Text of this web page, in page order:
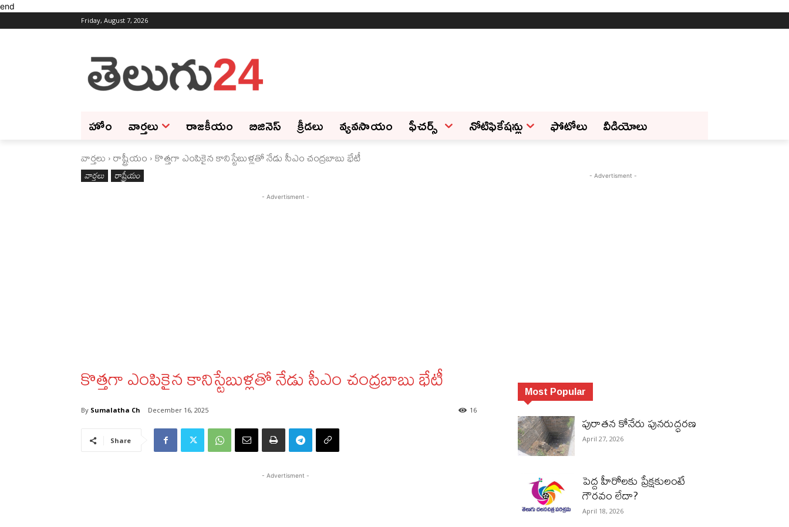
end
Friday, August 7, 2026
హోం వార్తలు రాజకీయం బిజినెస్‌ క్రీడలు వ్యవసాయం ఫీచ‌ర్స్ ‌ నోటిఫికేషన్లు ఫోటోలు వీడియోలు
వార్తలు రాష్ట్రీయం కొత్తగా ఎంపికైన కానిస్టేబుళ్లతో నేడు సీఎం చంద్రబాబు భేటీ
వార్తలు రాష్ట్రీయం
- Advertisment -
కొత్తగా ఎంపికైన కానిస్టేబుళ్లతో నేడు సీఎం చంద్రబాబు భేటీ
By Sumalatha Ch December 16, 2025 16
Share
- Advertisment -
- Advertisment -
Most Popular
పురాత‌న కోనేరు పున‌రుద్ధ‌ర‌ణ
April 27, 2026
పెద్ద హీరోల‌కు ప్రేక్ష‌కులంటే
గౌర‌వం లేదా?
April 18, 2026